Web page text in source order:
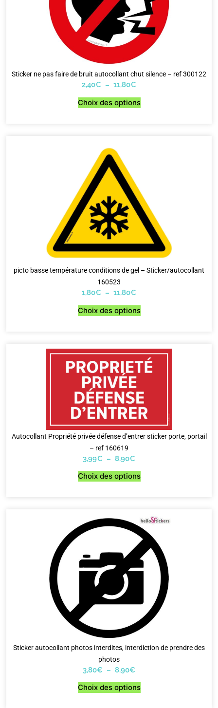
Sticker ne pas faire de bruit autocollant chut silence – ref 300122
2,40€ – 11,80€
Choix des options
picto basse température conditions de gel – Sticker/autocollant
160523
1,80€ – 11,80€
Choix des options
Autocollant Propriété privée défense d’entrer sticker porte, portail
– ref 160619
3,99€ – 8,90€
Choix des options
Sticker autocollant photos interdites, interdiction de prendre des
photos
3,80€ – 8,90€
Choix des options